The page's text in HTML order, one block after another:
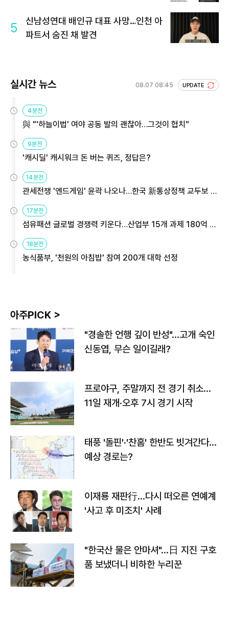
5
신남성연대 배인규 대표 사망…인천 아
파트서 숨진 채 발견
실시간 뉴스 08.07 08:45 UPDATE
4분전
與 "'하늘이법' 여야 공동 발의 괜찮아…그것이 협치"
9분전
'캐시딜' 캐시워크 돈 버는 퀴즈, 정답은?
14분전
관세전쟁 '엔드게임' 윤곽 나오나…한국 新통상정책 교두보 활
용해야
17분전
섬유패션 글로벌 경쟁력 키운다…산업부 15개 과제 180억 지
원
18분전
농식품부, '천원의 아침밥' 참여 200개 대학 선정
아주PICK >
"경솔한 언행 깊이 반성"…고개 숙인
신동엽, 무슨 일이길래?
프로야구, 주말까지 전 경기 취소…
11일 재개·오후 7시 경기 시작
태풍 '돌핀'·'찬홈' 한반도 빗겨간다…
예상 경로는?
이재룡 재판行…다시 떠오른 연예계
'사고 후 미조치' 사례
"한국산 물은 안마셔"…日 지진 구호
품 보냈더니 비하한 누리꾼